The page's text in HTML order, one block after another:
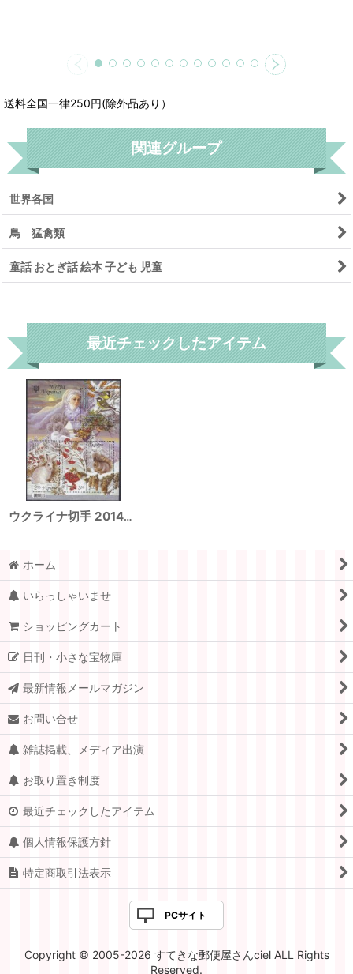
送料全国一律250円(除外品あり）
世界各国
童話 おとぎ話 絵本 子ども 児童
最近チェックしたアイテム
リセット
ホーム
いらっしゃいませ
ショッピングカート
日刊・小さな宝物庫
最新情報メールマガジン
お問い合せ
雑誌掲載、メディア出演
お取り置き制度
最近チェックしたアイテム